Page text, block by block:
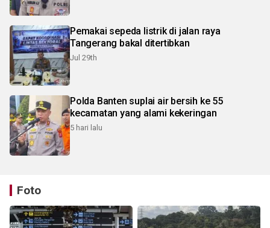
Pemakai sepeda listrik di jalan raya
Tangerang bakal ditertibkan
Jul 29th
Polda Banten suplai air bersih ke 55
kecamatan yang alami kekeringan
5 hari lalu
Foto